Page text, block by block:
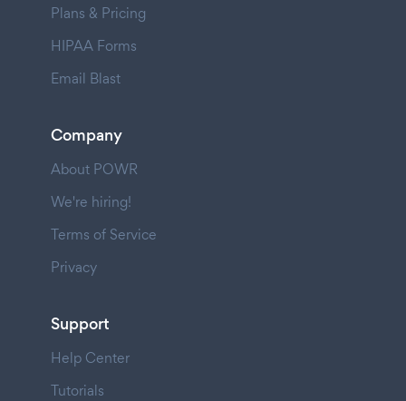
Plans & Pricing
HIPAA Forms
Email Blast
Company
About POWR
We're hiring!
Terms of Service
Privacy
Support
Help Center
Tutorials